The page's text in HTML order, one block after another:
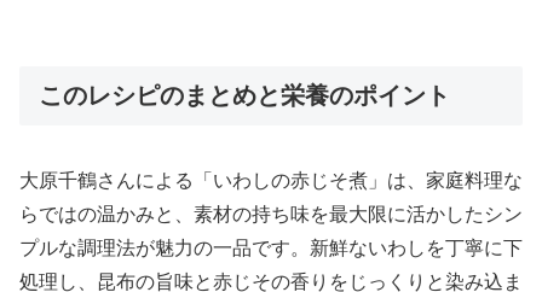
このレシピのまとめと栄養のポイント
大原千鶴さんによる「いわしの赤じそ煮」は、家庭料理な
らではの温かみと、素材の持ち味を最大限に活かしたシン
プルな調理法が魅力の一品です。新鮮ないわしを丁寧に下
処理し、昆布の旨味と赤じその香りをじっくりと染み込ま